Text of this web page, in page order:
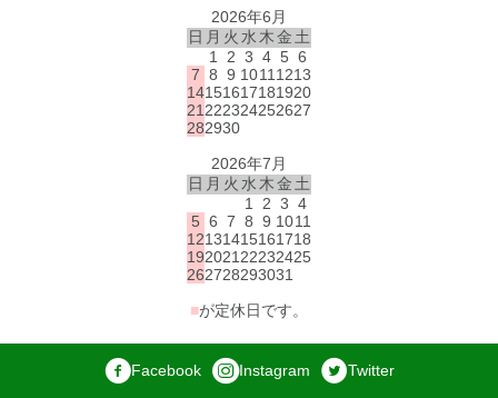
2026年6月
日 月 火 水 木金 土
1
2 3 4 5 6
7 8 9 1011 1213
14151617181920
21 222324252627
282930
2026年7月
日 月 火 水 木金 土
1
2 3 4
5 6 7 8 9 1011
12131415161718
192021 22232425
262728293031
■が定休日です。
Facebook Instagram Twitter